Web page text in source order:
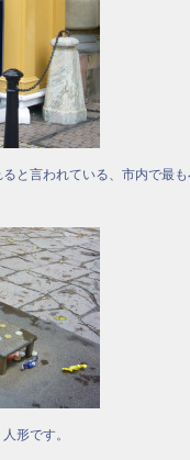
と言われている、市内で最
形です。